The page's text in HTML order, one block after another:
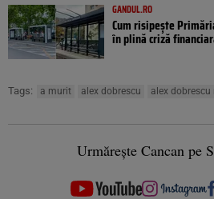
GANDUL.RO
Cum risipește
în plină criză
Tags: a murit alex dobrescu alex dobrescu
Urmărește Cancan pe